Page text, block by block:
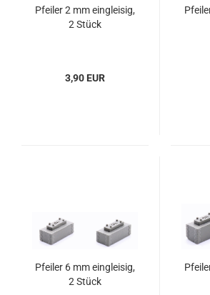
Pfeiler 2 mm eingleisig,
2 Stück
3,90 EUR
Pfeiler 6 mm eingleisig,
2 Stück